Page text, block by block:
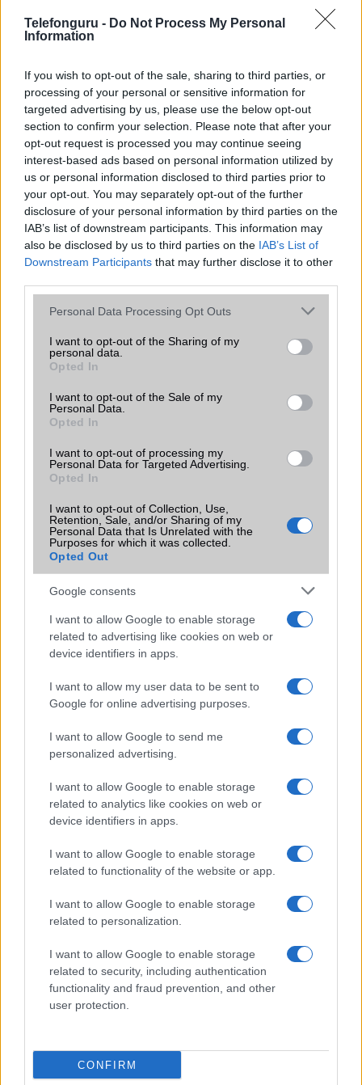
Telefonguru - Do Not Process My Personal
Information
If you wish to opt-out of the sale, sharing to third parties, or
processing of your personal or sensitive information for
targeted advertising by us, please use the below opt-out
section to confirm your selection. Please note that after your
opt-out request is processed you may continue seeing
interest-based ads based on personal information utilized by
us or personal information disclosed to third parties prior to
your opt-out. You may separately opt-out of the further
disclosure of your personal information by third parties on the
IAB’s list of downstream participants. This information may
also be disclosed by us to third parties on the IAB’s List of
Downstream Participants that may further disclose it to other
Please note that this website/app uses one or more Google
not limited to your visit or usage behaviour. You may click to
grant or deny consent to Google and its third-party tags to
use your data for below specified purposes in below Google
consent section.
Personal Data Processing Opt Outs
I want to opt-out of the Sharing of my
personal data.
Opted In
I want to opt-out of the Sale of my
Personal Data.
Opted In
I want to opt-out of processing my
Personal Data for Targeted Advertising.
Opted In
I want to opt-out of Collection, Use,
Retention, Sale, and/or Sharing of my
Personal Data that Is Unrelated with the
Purposes for which it was collected.
Opted Out
Google consents
I want to allow Google to enable storage
related to advertising like cookies on web or
device identifiers in apps.
I want to allow my user data to be sent to
Google for online advertising purposes.
I want to allow Google to send me
personalized advertising.
I want to allow Google to enable storage
related to analytics like cookies on web or
device identifiers in apps.
I want to allow Google to enable storage
related to functionality of the website or app.
I want to allow Google to enable storage
related to personalization.
I want to allow Google to enable storage
related to security, including authentication
functionality and fraud prevention, and other
user protection.
CONFIRM
A One UI 9 érkezése új mesterséges intelligencia-
funkciókat és továbbfejlesztett kezelőfelületet hoz,
Galaxy készülék számára ez lesz az út vége.
iPhone 18 bemutató dátum - ekkor
rántja le a leplet az Apple az új
csúcsmobilokról
2026.06.29 | Phone Arena
A szeptemberi eseményen az iPhone 18 Pro modellek
mellett a régóta pletykált hajlítható iPhone Ultra is
bemutatkozhat, miközben az áremelésekről szóló
találgatások továbbra is beárnyékolják a rajtot.
Az Android rejtett automatizmusai: hat
funkció, amely észrevétlenül könnyíti
meg a mindennapokat
2026.06.14| Android Police
Android már évek óta olyan intelligens funkciókat kínál,
amelyek maguktól dolgoznak a háttérben.
Ez a rejtett Samsung funkció teljesen
megváltoztatja a mobilhasználatot –
sokan mégsem tudnak róla
2026.07.12| Android Central
Az Edge Panel az egyik leghasznosabb funkció, amely
jelentősen felgyorsítja a mindennapi használatot,
miközben a Pixel telefonokból továbbra is hiányzik.
Pénteken boltokban az új iPad
Saját mobilt készít az Amazon?
Nagy akksi az iPad miniben
Agresszív reklám az Amazonon az iPad mini ellen
Borzalmas az Apple iPad mini
További hírek
Számos népszerű Samsung Galaxy készülék kimarad a One
UI 9 frissítésből – itt a lista az érintett modellekről
Az Android rejtett automatizmusai: hat funkció, amely